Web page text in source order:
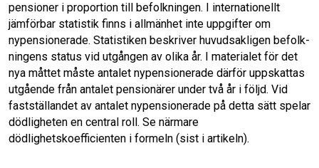
pensioner i proportion till befolkningen. I internationellt
jämförbar statistik finns i all­mänhet inte uppgifter om
nypensionerade. Statistiken beskriver huvudsakligen befolk­
ningens status vid utgången av olika år. I materialet för det
nya måttet måste antalet nypensionerade därför uppskattas
utgående från antalet pensionärer under två år i följd. Vid
fastställandet av antalet nypensionerade på detta sätt spelar
dödligheten en central roll. Se närmare
dödlighetskoefficienten i formeln (sist i artikeln).